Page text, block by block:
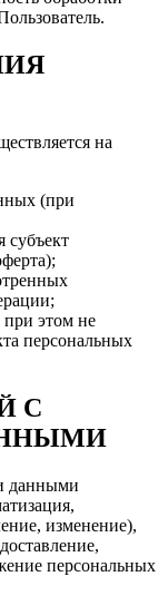
на
(при
субъект
при этом не
персональных
С
данными
изменение),
персональных